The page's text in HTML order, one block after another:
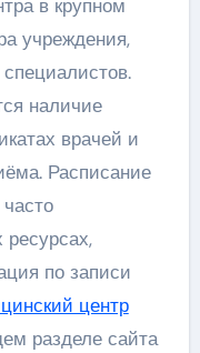
учреждения,
наличие
врачей и
Расписание
по записи
центр
разделе сайта